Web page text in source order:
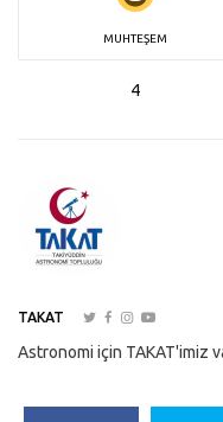
MUHTEŞEM
4
TAKAT
Astronomi için TAKAT'imiz